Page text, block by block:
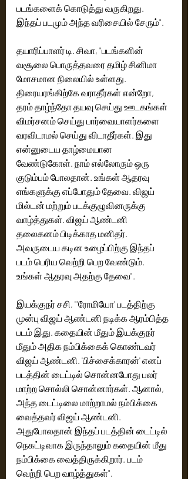
படங்களைக் கொடுத்து வருகிறது.
இந்தப் படமும் அந்த வரிசையில் சேரும்".
தயாரிப்பாளர் டி. சிவா, "படங்களின்
வசூலை பொருத்தவரை தமிழ் சினிமா
மோசமான நிலையில் உள்ளது.
திரையரங்கிற்கே வராதீர்கள் என்றோ,
தரம் தாழ்ந்தோ தயவு செய்து ஊடகங்கள்
விமர்சனம் செய்து பார்வையாளர்களை
வரவிடாமல் செய்து விடாதீர்கள். இது
என்னுடைய தாழ்மையான
வேண்டுகோள். நாம் எல்லோரும் ஒரு
குடும்பம் போலதான். உங்கள் ஆதரவு
எங்களுக்கு எப்போதும் தேவை. விஜய்
மில்டன் மற்றும் படக்குழுவினருக்கு
வாழ்த்துகள். விஜய் ஆண்டனி
தலைகனம் பிடிக்காத மனிதர்.
அவருடைய கடின உழைப்பிற்கு இந்தப்
படம் பெரிய வெற்றி பெற வேண்டும்.
உங்கள் ஆதரவு அதற்கு தேவை".
இயக்குநர் சசி, "'ரோமியோ' படத்திற்கு
முன்பு விஜய் ஆண்டனி நடிக்க ஆரம்பித்த
படம் இது. கதையின் மீதும் இயக்குநர்
மீதும் அதிக நம்பிக்கைக் கொண்டவர்
விஜய் ஆண்டனி. 'பிச்சைக்காரன்' எனப்
படத்தின் டைட்டில் சொன்னபோது பலர்
மாற்ற சொல்லி சொன்னார்கள். ஆனால்,
அந்த டைட்டிலை மாற்றாமல் நம்பிக்கை
வைத்தவர் விஜய் ஆண்டனி.
அதுபோலதான் இந்தப் படத்தின் டைட்டில்
நெகட்டிவாக இருந்தாலும் கதையின் மீது
நம்பிக்கை வைத்திருக்கிறார். படம்
வெற்றி பெற வாழ்த்துகள்".